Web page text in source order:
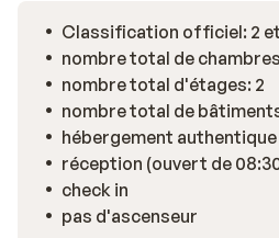
Classification officiel: 2
nombre total de
nombre total d'étages: 2
nombre total de
hébergement authentique
réception (ouvert de
check in
pas d'ascenseur